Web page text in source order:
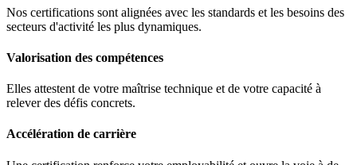
Nos certifications sont alignées avec les standards et les besoins des
secteurs d'activité les plus dynamiques.
Valorisation des compétences
Elles attestent de votre maîtrise technique et de votre capacité à
relever des défis concrets.
Accélération de carrière